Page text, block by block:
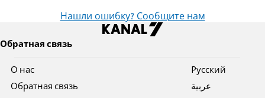
Нашли ошибку? Сообщите нам
Обратная связь
О нас
Обратная связь
Pусский
عربية